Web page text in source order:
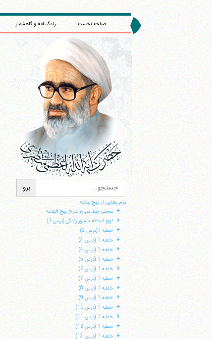
صفحه نخست زندگینامه و گاهشمار
درس‌هایی از نهج‌البلاغه
+ سخنی چند درباره شرح نهج البلاغه
+ نهج البلاغه منشور زندگی (درس 1)
+ خطبه 1(درس 2)
+ خطبه 1 (درس 3)
+ خطبه 1 (درس 4)
+ خطبه 1 (درس 5)
+ خطبه 1 (درس 6)
+ خطبه 1 (درس 7)
+ خطبه 1 (درس 8)
+ خطبه 1 (درس 9)
+ خطبه 1 (درس 10)
+ خطبه 1 (درس 11)
+ خطبه 1 (درس 12)
+ خطبه 1 (درس 13)